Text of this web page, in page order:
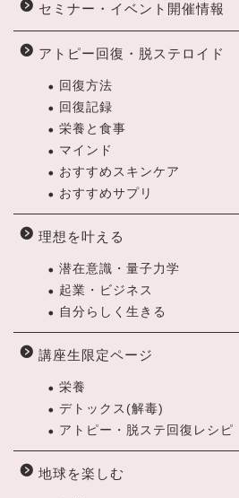
セミナー・イベント開催情報
アトピー回復・脱ステロイド
回復方法
回復記録
栄養と食事
マインド
おすすめスキンケア
おすすめサプリ
理想を叶える
潜在意識・量子力学
起業・ビジネス
自分らしく生きる
講座生限定ページ
栄養
デトックス(解毒)
アトピー・脱ステ回復レシピ
地球を楽しむ